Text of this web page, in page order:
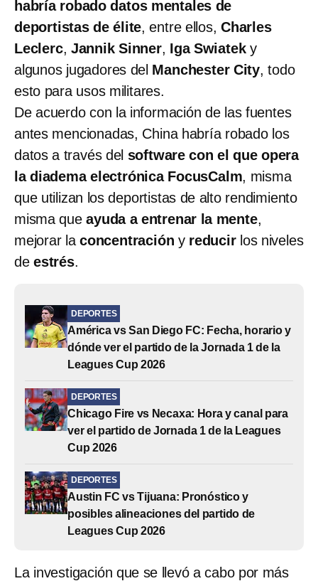
habría robado datos mentales de
deportistas de élite, entre ellos,Charles
Leclerc, Jannik Sinner, Iga Swiateky
algunos jugadores del Manchester City, todo
esto para usos militares.
De acuerdo con la información de las fuentes
antes mencionadas, China habría robado los
datos a través del software con el que opera
la diadema electrónica FocusCalm, misma
que utilizan los deportistas de alto rendimiento
misma queayuda a entrenar la mente,
mejorar laconcentración y reducir los niveles
de estrés.
DEPORTES
América vs San Diego FC: Fecha, horario y
dónde ver el partido de la Jornada 1 de la
Leagues Cup 2026
DEPORTES
Chicago Fire vs Necaxa: Hora y canal para
ver el partido de Jornada 1 de la Leagues
Cup 2026
DEPORTES
Austin FC vs Tijuana: Pronóstico y
posibles alineaciones del partido de
Leagues Cup 2026
La investigación que se llevó a cabo por más